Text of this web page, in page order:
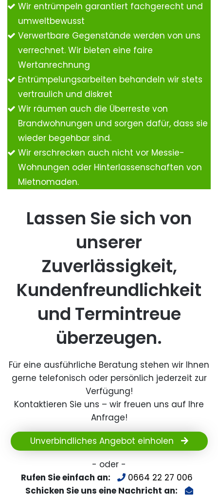
Wir entrümpeln garantiert fachgerecht und
umweltbewusst
Verwertbare Gegenstände werden von uns
verrechnet. Wir bieten eine faire
Wertanrechnung
Entrümpelungsarbeiten behandeln wir stets
vertraulich und diskret
Wir räumen auch die Überreste von
Brandwohnungen und sorgen dafür, dass sie
wieder begehbar sind.
Wir erschrecken auch nicht vor Messie-
Wohnungen oder Hinterlassenschaften von
Mietnomaden.
Lassen Sie sich von
unserer
Zuverlässigkeit,
Kundenfreundlichkeit
und Termintreue
überzeugen.
Für eine ausführliche Beratung stehen wir Ihnen
gerne telefonisch oder persönlich jederzeit zur
Verfügung!
Kontaktieren Sie uns – wir freuen uns auf Ihre
Anfrage!
Unverbindliches Angebot einholen
- oder -
Rufen Sie einfach an:
0664 22 27 006
Schicken Sie uns eine Nachricht an: